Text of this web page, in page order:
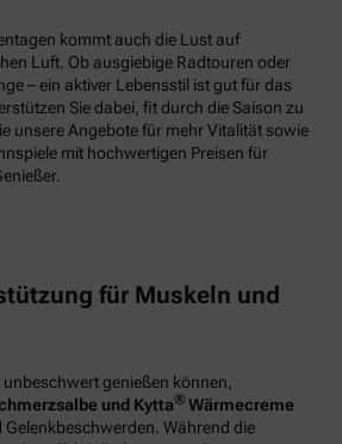
kommt auch die Lust auf
Luft. Ob ausgiebige Radtouren oder
– ein aktiver Lebensstil ist gut für das
Sie dabei, fit durch die Saison zu
unsere Angebote für mehr Vitalität sowie
mit hochwertigen Preisen für
für Muskeln und
genießen können,
und Kytta® Wärmecreme
Während die